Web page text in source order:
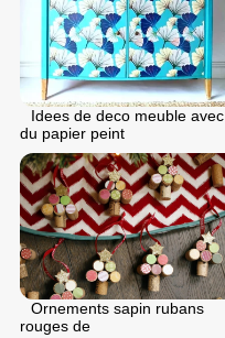
Idees de deco meuble avec
du papier peint
Ornements sapin rubans
rouges de